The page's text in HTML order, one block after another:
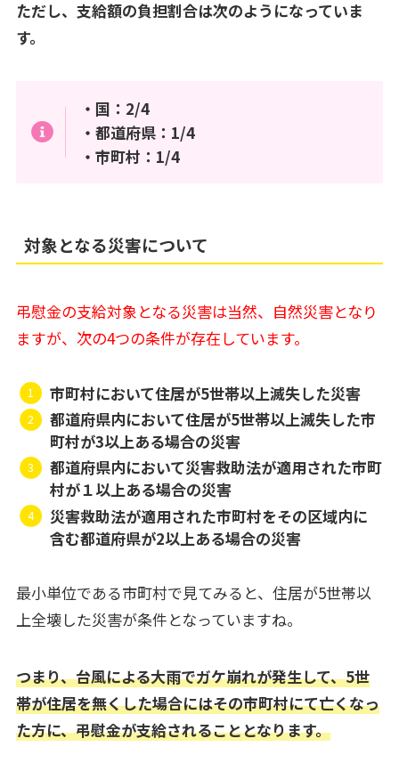
ただし、支給額の負担割合は次のようになっていま
す。
・国：2/4
・都道府県：1/4
・市町村：1/4
対象となる災害について
弔慰金の支給対象となる災害は当然、自然災害となり
ますが、次の4つの条件が存在しています。
市町村において住居が5世帯以上滅失した災害
都道府県内において住居が5世帯以上滅失した市
町村が3以上ある場合の災害
都道府県内において災害救助法が適用された市町
村が１以上ある場合の災害
災害救助法が適用された市町村をその区域内に
含む都道府県が2以上ある場合の災害
最小単位である市町村で見てみると、住居が5世帯以
上全壊した災害が条件となっていますね。
つまり、台風による大雨でガケ崩れが発生して、5世
帯が住居を無くした場合にはその市町村にて亡くなっ
た方に、弔慰金が支給されることとなります。